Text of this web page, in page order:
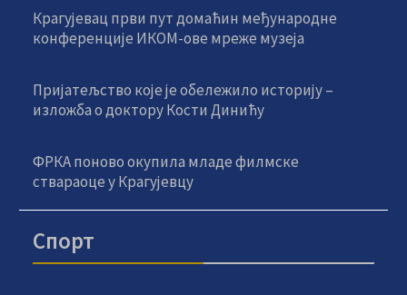
Крагујевац први пут домаћин међународне
конференције ИКОМ-ове мреже музеја
Пријатељство које је обележило историју –
изложба о доктору Кости Динићу
ФРКА поново окупила младе филмске
ствараоце у Крагујевцу
Спорт